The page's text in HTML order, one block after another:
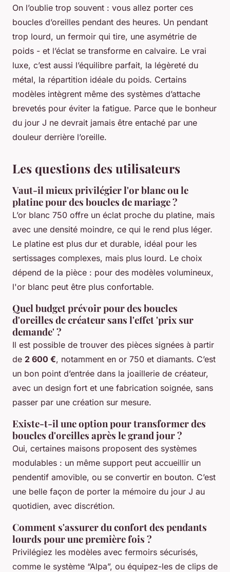
On l’oublie trop souvent : vous allez porter ces
boucles d’oreilles pendant des heures. Un pendant
trop lourd, un fermoir qui tire, une asymétrie de
poids - et l’éclat se transforme en calvaire. Le vrai
luxe, c’est aussi l’équilibre parfait, la légèreté du
métal, la répartition idéale du poids. Certains
modèles intègrent même des systèmes d’attache
brevetés pour éviter la fatigue. Parce que le bonheur
du jour J ne devrait jamais être entaché par une
douleur derrière l’oreille.
Les questions des utilisateurs
Vaut-il mieux privilégier l'or blanc ou le
platine pour des boucles de mariage ?
L’or blanc 750 offre un éclat proche du platine, mais
avec une densité moindre, ce qui le rend plus léger.
Le platine est plus dur et durable, idéal pour les
sertissages complexes, mais plus lourd. Le choix
dépend de la pièce : pour des modèles volumineux,
l'or blanc peut être plus confortable.
Quel budget prévoir pour des boucles
d'oreilles de créateur sans l'effet 'prix sur
demande' ?
Il est possible de trouver des pièces signées à partir
de 2 600 €, notamment en or 750 et diamants. C’est
un bon point d’entrée dans la joaillerie de créateur,
avec un design fort et une fabrication soignée, sans
passer par une création sur mesure.
Existe-t-il une option pour transformer des
boucles d'oreilles après le grand jour ?
Oui, certaines maisons proposent des systèmes
modulables : un même support peut accueillir un
pendentif amovible, ou se convertir en bouton. C’est
une belle façon de porter la mémoire du jour J au
quotidien, avec discrétion.
Comment s'assurer du confort des pendants
lourds pour une première fois ?
Privilégiez les modèles avec fermoirs sécurisés,
comme le système “Alpa”, ou équipez-les de clips de